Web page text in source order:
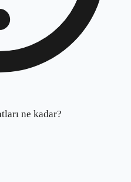
ne kadar?